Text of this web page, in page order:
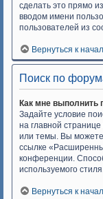
сделать это прямо
вводом имени
пользователей из
Вернуться к
Поиск по
Как мне
Задайте условие
на главной
или темы. Вы
ссылке
конференции.
используемого
Вернуться к